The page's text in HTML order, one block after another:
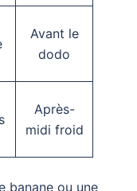
Avant le
dodo
Après-
midi froid
banane ou une